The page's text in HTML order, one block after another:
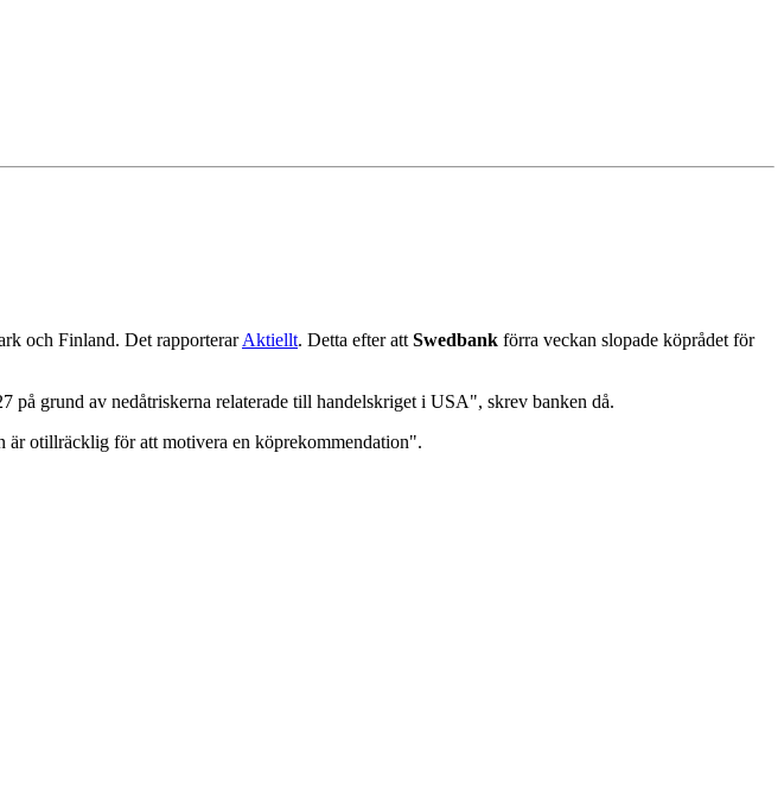
och Finland. Det rapporterarAktiellt. Detta efter attSwedbank förra veckan slopade köprådet för
grund av nedåtriskerna relaterade till handelskriget i USA", skrev banken då.
är otillräcklig för att motivera en köprekommendation".